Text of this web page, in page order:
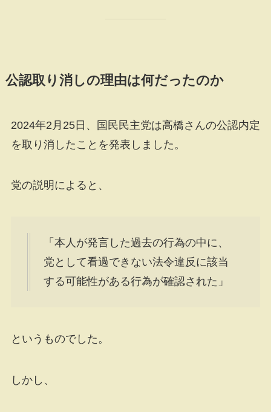
公認取り消しの理由は何だったのか
2024年2月25日、国民民主党は高橋さんの公認内定
を取り消したことを発表しました。
党の説明によると、
「本人が発言した過去の行為の中に、
党として看過できない法令違反に該当
する可能性がある行為が確認された」
というものでした。
しかし、